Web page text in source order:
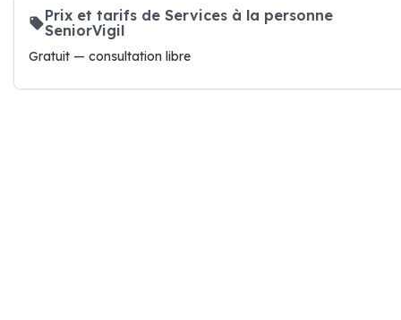
Prix et tarifs de Services à la personne
SeniorVigil
Gratuit — consultation libre